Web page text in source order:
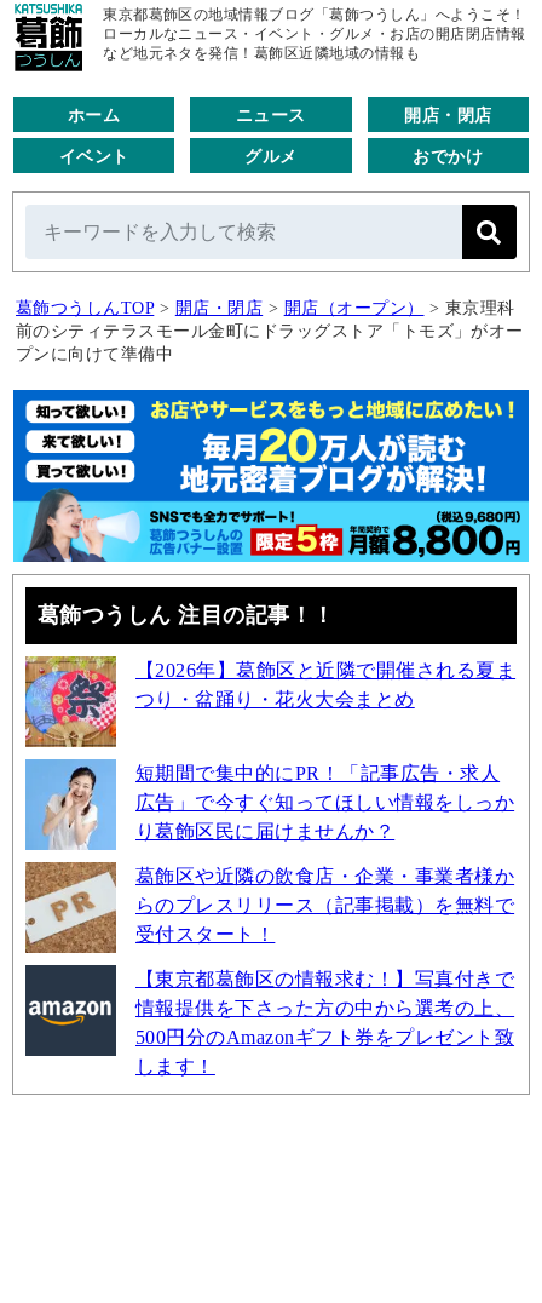
東京都葛飾区の地域情報ブログ「葛飾つうしん」へようこそ！
ローカルなニュース・イベント・グルメ・お店の開店閉店情報
など地元ネタを発信！葛飾区近隣地域の情報も
ホーム ニュース 開店・閉店
イベント グルメ おでかけ
葛飾つうしんTOP > 開店・閉店 > 開店（オープン） > 東京理科
前のシティテラスモール金町にドラッグストア「トモズ」がオー
プンに向けて準備中
葛飾つうしん 注目の記事！！
【2026年】葛飾区と近隣で開催される夏ま
つり・盆踊り・花火大会まとめ
短期間で集中的にPR！「記事広告・求人
広告」で今すぐ知ってほしい情報をしっか
り葛飾区民に届けませんか？
葛飾区や近隣の飲食店・企業・事業者様か
らのプレスリリース（記事掲載）を無料で
受付スタート！
【東京都葛飾区の情報求む！】写真付きで
情報提供を下さった方の中から選考の上、
500円分のAmazonギフト券をプレゼント致
します！